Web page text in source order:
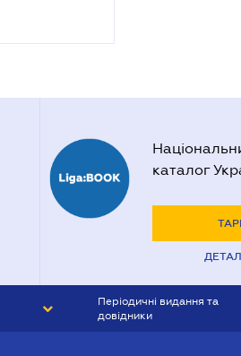
каталог
Періодичні видання та
довідники